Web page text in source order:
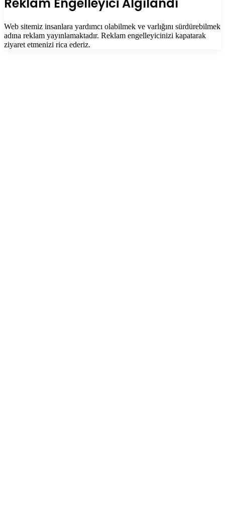
Web sitemiz insanlara yardımcı olabilmek ve varlığını sürdürebilmek
adına reklam yayınlamaktadır. Reklam engelleyicinizi kapatarak
ziyaret etmenizi rica ederiz.